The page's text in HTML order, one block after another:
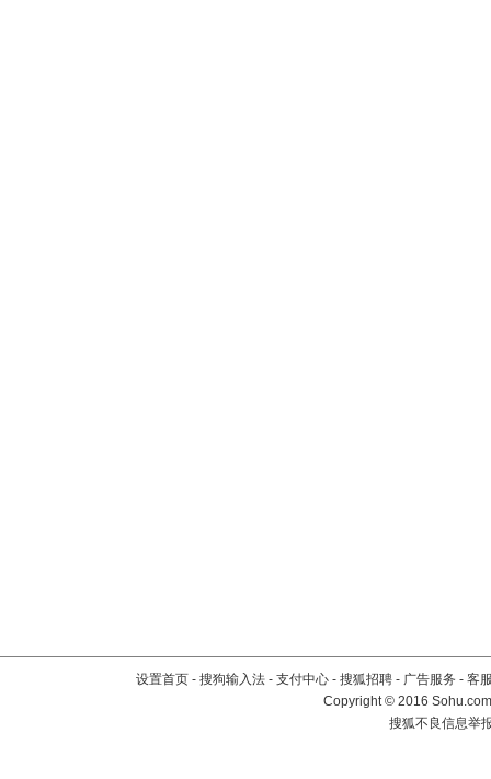
设置首页 - 搜狗输入法 - 支付中心 - 搜狐招聘 - 广告服务 - 客
Copyright©2016
搜狐不良信息举